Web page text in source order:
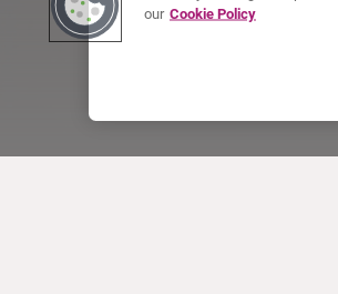
our Cookie Policy